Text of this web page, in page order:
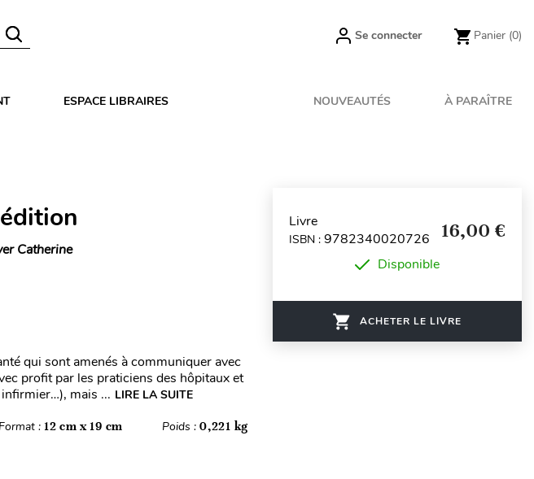
Se connecter Panier (0)
ESPACE LIBRAIRES NOUVEAUTÉS À PARAÎTRE
Catherine
qui sont amenés à communiquer avec
profit par les praticiens des hôpitaux et
mais ... LIRE LA SUITE
Format : 12 cm x 19 cm Poids :0,221 kg
Livre
ISBN : 9782340020726 16,00 €
Disponible
ACHETER LE LIVRE